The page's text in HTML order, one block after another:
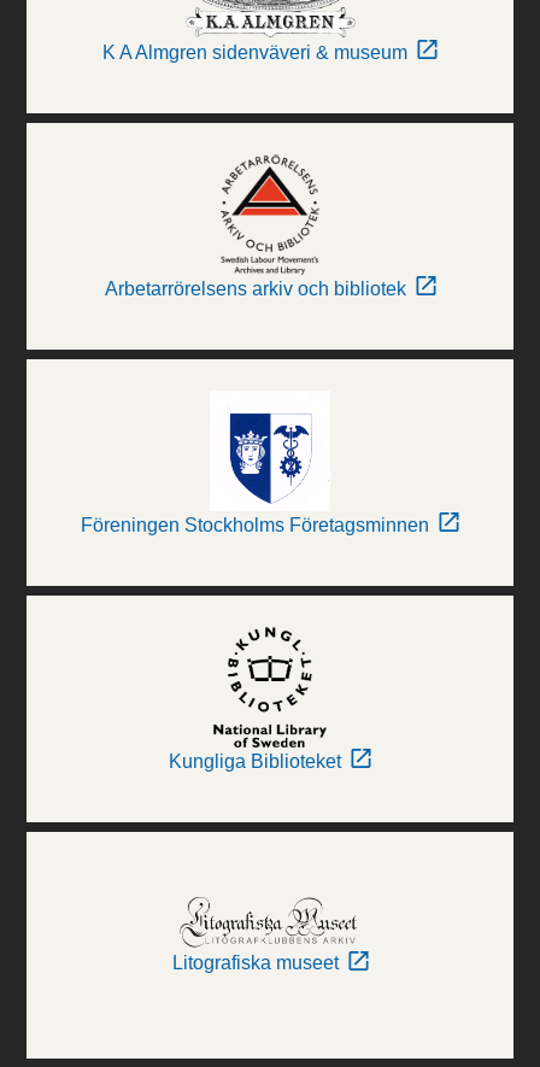
K A Almgren sidenväveri & museum
Arbetarrörelsens arkiv och bibliotek
Föreningen Stockholms Företagsminnen
Kungliga Biblioteket
Litografiska museet